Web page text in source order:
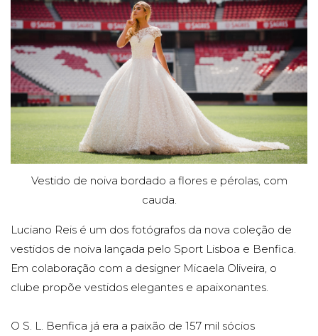
NOIVA
DO
BENFI
CA
Vestido de noiva bordado a flores e pérolas, com
cauda.
Luciano Reis é um dos fotógrafos da nova coleção de
vestidos de noiva lançada pelo Sport Lisboa e Benfica.
Em colaboração com a designer Micaela Oliveira, o
clube propõe vestidos elegantes e apaixonantes.
O S. L. Benfica já era a paixão de 157 mil sócios